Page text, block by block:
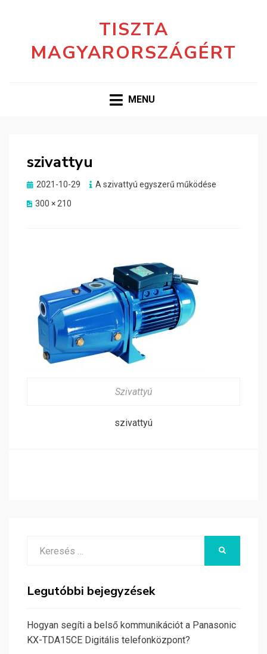
TISZTA
MAGYARORSZÁGÉRT
MENU
szivattyu
Posted
2021-10-29
A szivattyú egyszerű működése
300 × 210
Szivattyú
szivattyú
Legutóbbi bejegyzések
Hogyan segíti a belső kommunikációt a Panasonic
KX-TDA15CE Digitális telefonközpont?